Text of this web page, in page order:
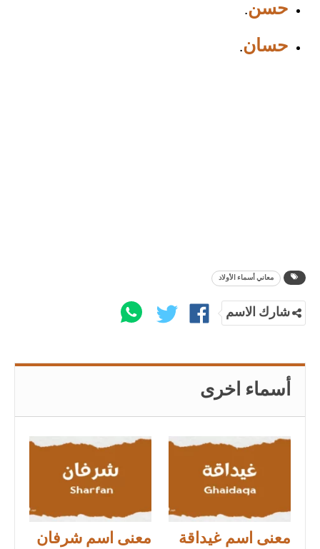
حسن.
حسان.
معاني أسماء الأولاد
شارك الاسم
أسماء اخرى
معنى اسم غيداقة معنى اسم شرفان